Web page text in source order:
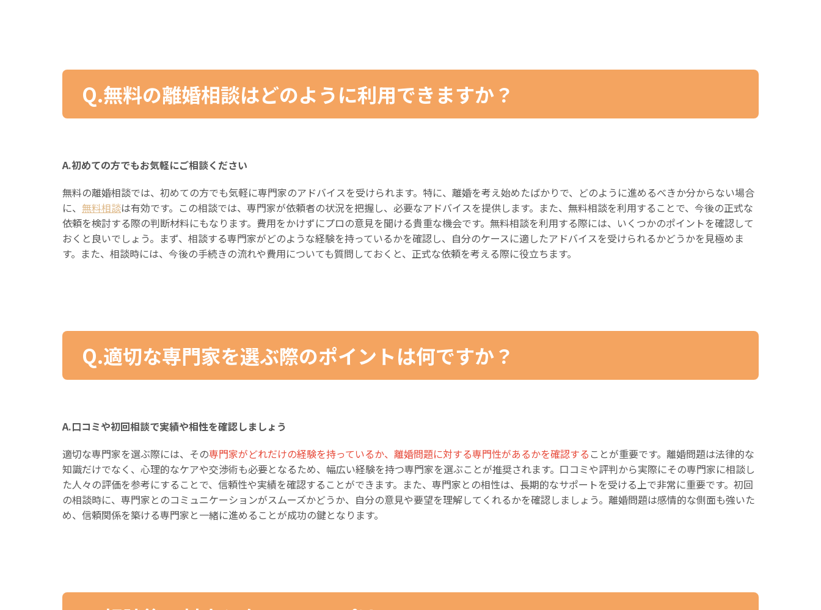
Q.無料の離婚相談はどのように利用できますか？
A.初めての方でもお気軽にご相談ください
無料の離婚相談では、初めての方でも気軽に専門家のアドバイスを受けられます。特に、離婚を考え始めたばかりで、どのように進めるべきか分からない場合
に、 無料相談は有効です。この相談では、専門家が依頼者の状況を把握し、必要なアドバイスを提供します。また、無料相談を利用することで、今後の正式な
依頼を検討する際の判断材料にもなります。費用をかけずにプロの意見を聞ける貴重な機会です。無料相談を利用する際には、いくつかのポイントを確認して
おくと良いでしょう。まず、相談する専門家がどのような経験を持っているかを確認し、自分のケースに適したアドバイスを受けられるかどうかを見極めま
す。また、相談時には、今後の手続きの流れや費用についても質問しておくと、正式な依頼を考える際に役立ちます。
Q.適切な専門家を選ぶ際のポイントは何ですか？
A.口コミや初回相談で実績や相性を確認しましょう
適切な専門家を選ぶ際には、その専門家がどれだけの経験を持っているか、離婚問題に対する専門性があるかを確認する ことが重要です。離婚問題は法律的な
知識だけでなく、心理的なケアや交渉術も必要となるため、幅広い経験を持つ専門家を選ぶことが推奨されます。口コミや評判から実際にその専門家に相談し
た人々の評価を参考にすることで、信頼性や実績を確認することができます。また、専門家との相性は、長期的なサポートを受ける上で非常に重要です。初回
の相談時に、専門家とのコミュニケーションがスムーズかどうか、自分の意見や要望を理解してくれるかを確認しましょう。離婚問題は感情的な側面も強いた
め、信頼関係を築ける専門家と一緒に進めることが成功の鍵となります。